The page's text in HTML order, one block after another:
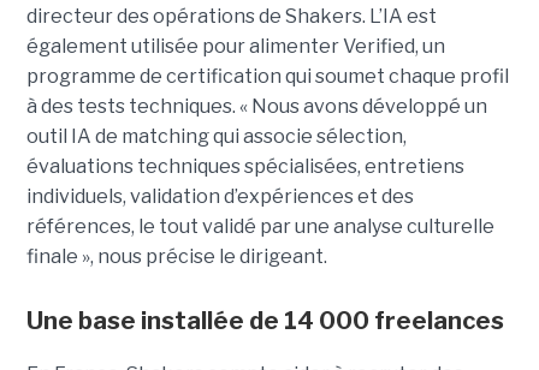
directeur des opérations de Shakers. L’IA est
également utilisée pour alimenter Verified, un
programme de certification qui soumet chaque profil
à des tests techniques. « Nous avons développé un
outil IA de matching qui associe sélection,
évaluations techniques spécialisées, entretiens
individuels, validation d’expériences et des
références, le tout validé par une analyse culturelle
finale », nous précise le dirigeant.
Une base installée de 14 000 freelances